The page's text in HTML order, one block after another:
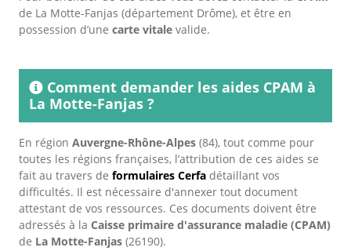
de La Motte-Fanjas (département Drôme), et être en
possession d’une carte vitale valide.
Comment demander les aides CPAM à
La Motte-Fanjas ?
En région Auvergne-Rhône-Alpes (84), tout comme pour
toutes les régions françaises, l’attribution de ces aides se
fait au travers de formulaires Cerfa détaillant vos
difficultés. Il est nécessaire d'annexer tout document
attestant de vos ressources. Ces documents doivent être
adressés à la Caisse primaire d'assurance maladie (CPAM)
de La Motte-Fanjas (26190).